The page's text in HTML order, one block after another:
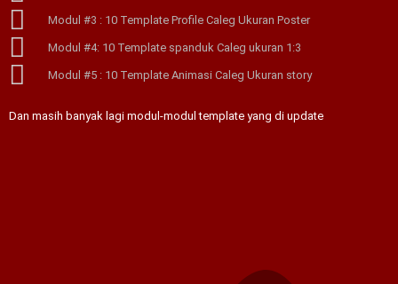
Modul #3 : 10 Template Profile Caleg Ukuran Poster​
Modul #4: 10 Template spanduk Caleg ukuran 1:3 ​
Modul #5 : 10 Template Animasi Caleg Ukuran story​
Dan masih banyak lagi modul-modul template yang di update